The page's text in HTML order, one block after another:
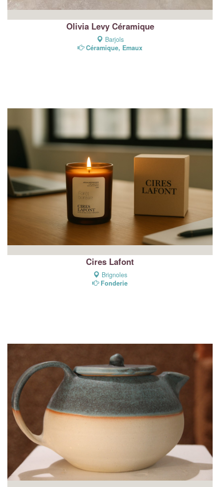
Olivia Levy Céramique
Barjols
Céramique, Emaux
Cires Lafont
Brignoles
Fonderie